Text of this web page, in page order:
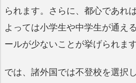
られます。さらに、都心であれ
よっては小学生や中学生が通え
ールが少ないことが挙げられます
では、諸外国では不登校を選択